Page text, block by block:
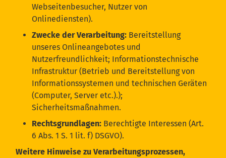
Webseitenbesucher, Nutzer von
Onlinediensten).
Zwecke der Verarbeitung: Bereitstellung
unseres Onlineangebotes und
Nutzerfreundlichkeit; Informationstechnische
Infrastruktur (Betrieb und Bereitstellung von
Informationssystemen und technischen Geräten
(Computer, Server etc.).);
Sicherheitsmaßnahmen.
Rechtsgrundlagen: Berechtigte Interessen (Art.
6 Abs. 1 S. 1 lit. f) DSGVO).
Weitere Hinweise zu Verarbeitungsprozessen,